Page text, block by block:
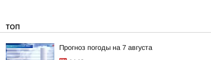
ТОП
Прогноз погоды на 7 августа